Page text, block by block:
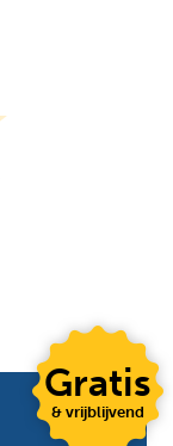
Gratis
& vrijblijvend